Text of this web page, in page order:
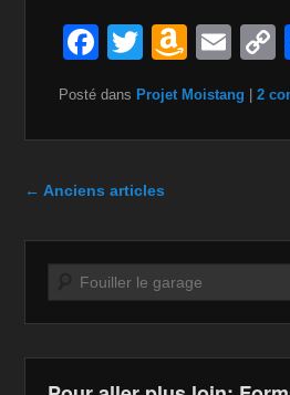
F
c
e
b
o
k
T
tt
er
A
a
z
W
is
h
Li
E
ail
Posté dans Projet Moistang |2
Navigation dans les articles
← Anciens articles
Recherche